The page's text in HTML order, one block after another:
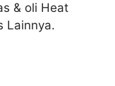
& oli Heat
Lainnya.